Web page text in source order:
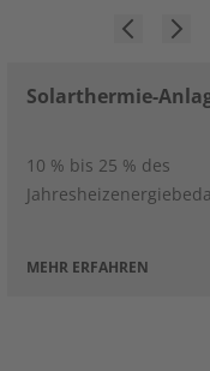
Solarthermie-
10 % bis 25 % des
MEHR ERFAHREN